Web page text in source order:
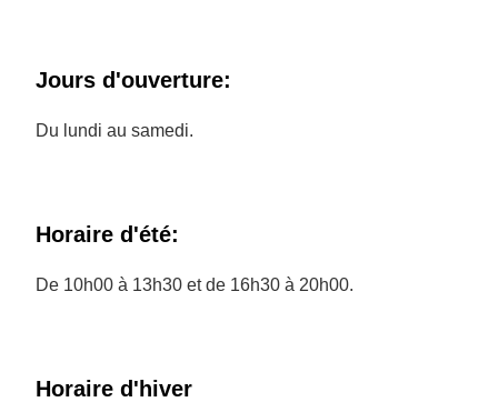
Jours d'ouverture:
Du lundi au samedi.
Horaire d'été:
De 10h00 à 13h30 et de 16h30 à 20h00.
Horaire d'hiver